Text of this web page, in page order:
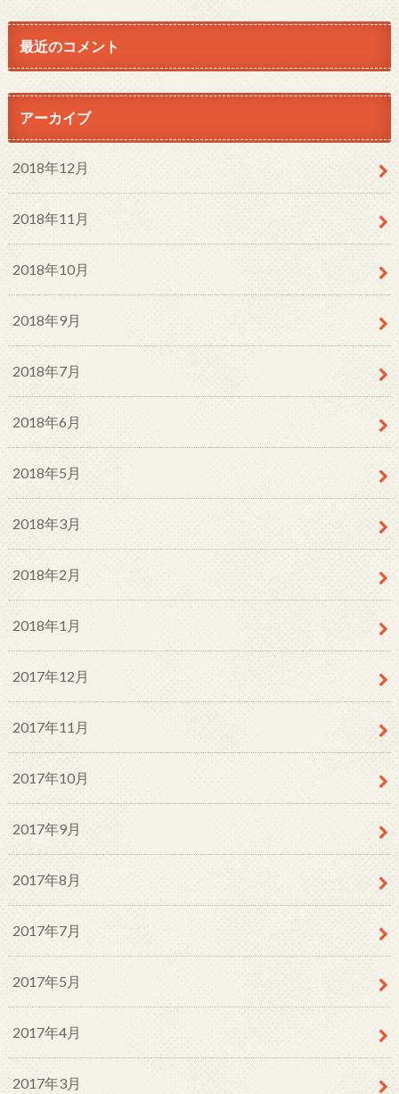
最近のコメント
アーカイブ
2018年12月
2018年11月
2018年10月
2018年9月
2018年7月
2018年6月
2018年5月
2018年3月
2018年2月
2018年1月
2017年12月
2017年11月
2017年10月
2017年9月
2017年8月
2017年7月
2017年5月
2017年4月
2017年3月